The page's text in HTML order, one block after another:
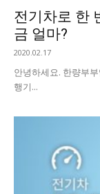
전기차로 한
금 얼마?
2020.02.17
안녕하세요. 한량부
행기...